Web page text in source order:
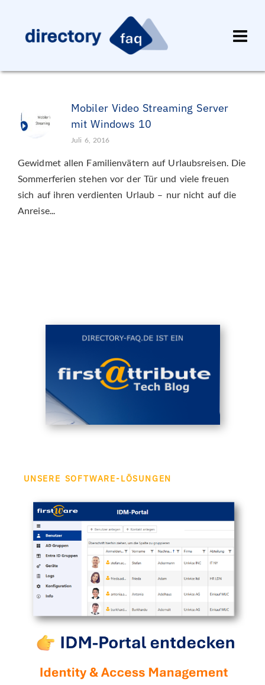
Mobiler Video Streaming Server
mit Windows 10
Juli 6, 2016
Gewidmet allen Familienvätern auf Urlaubsreisen. Die
Sommerferien stehen vor der Tür und viele freuen
sich auf ihren verdienten Urlaub – nur nicht auf die
Anreise...
UNSERE SOFTWARE-LÖSUNGEN